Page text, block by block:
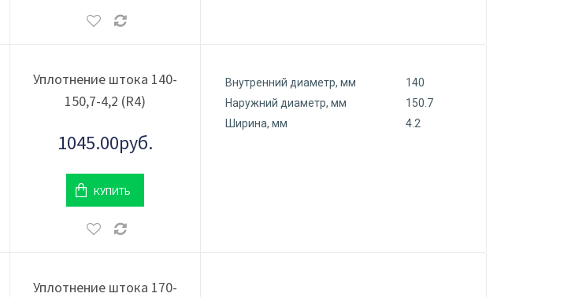
Уплотнение штока 140-
150,7-4,2 (R4)
1045.00руб.
КУПИТЬ
Внутренний диаметр, мм
140
Наружний диаметр, мм
150.7
Ширина, мм
4.2
Уплотнение штока 170-